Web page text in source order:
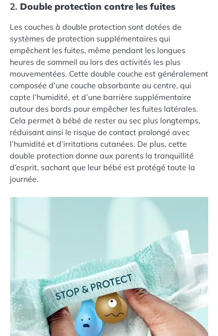
2. Double protection contre les fuites
Les couches à double protection sont dotées de
systèmes de protection supplémentaires qui
empêchent les fuites, même pendant les longues
heures de sommeil ou lors des activités les plus
mouvementées. Cette double couche est généralement
composée d’une couche absorbante au centre, qui
capte l’humidité, et d’une barrière supplémentaire
autour des bords pour empêcher les fuites latérales.
Cela permet à bébé de rester au sec plus longtemps,
réduisant ainsi le risque de contact prolongé avec
l’humidité et d’irritations cutanées. De plus, cette
double protection donne aux parents la tranquillité
d’esprit, sachant que leur bébé est protégé toute la
journée.